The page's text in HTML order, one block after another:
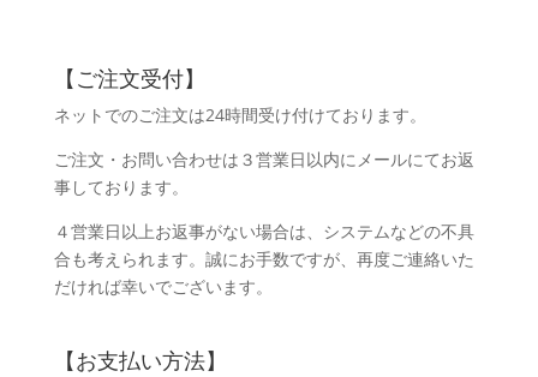
【ご注文受付】
ネットでのご注文は24時間受け付けております。
ご注文・お問い合わせは３営業日以内にメールにてお返
事しております。
４営業日以上お返事がない場合は、システムなどの不具
合も考えられます。誠にお手数ですが、再度ご連絡いた
だければ幸いでございます。
【お支払い方法】